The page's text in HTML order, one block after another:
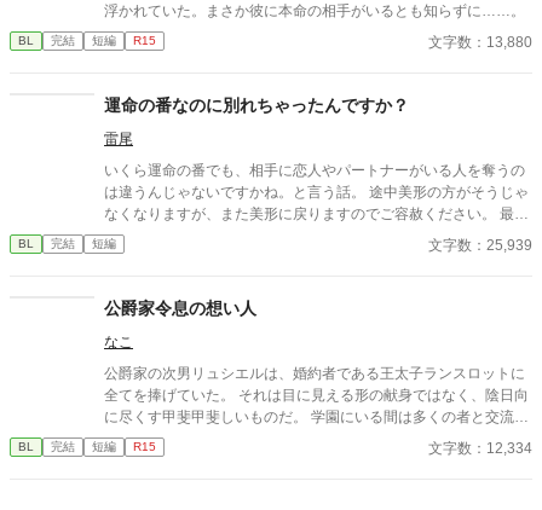
浮かれていた。まさか彼に本命の相手がいるとも知らずに……。
BL 完結 短編 R15 文字数：13,880
運命の番なのに別れちゃったんですか？
雷尾
いくら運命の番でも、相手に恋人やパートナーがいる人を奪うの
は違うんじゃないですかね。と言う話。 途中美形の方がそうじゃ
なくなりますが、また美形に戻りますのでご容赦ください。 最後
まで頑張って読んでもらえたら、それなりに救いはある話だと思
います。
BL 完結 短編 文字数：25,939
公爵家令息の想い人
なこ
公爵家の次男リュシエルは、婚約者である王太子ランスロットに
全てを捧げていた。 それは目に見える形の献身ではなく、陰日向
に尽くす甲斐甲斐しいものだ。 学園にいる間は多くの者と交流を
図りたいと言うランスロットの申し出でさえも、リュシエルは素
直に受け入れた。 ランスロットは側近候補の宰相令息と騎士家系
BL 完結 短編 R15 文字数：12,334